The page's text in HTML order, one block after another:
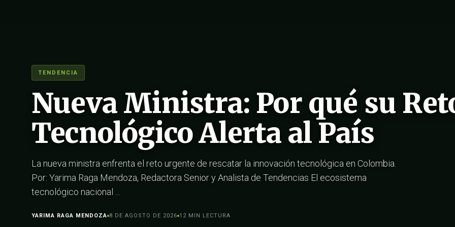
TENDENCIA
Nueva Ministra: Por qué su
Tecnológico Alerta al País
La nueva ministra enfrenta el reto urgente de rescatar la innovación tecnológica en Colombia.
Por: Yarima Raga Mendoza, Redactora Senior y Analista de Tendencias El ecosistema
tecnológico nacional ...
YARIMA RAGA MENDOZA 8 DE AGOSTO DE 2026 12 MIN LECTURA